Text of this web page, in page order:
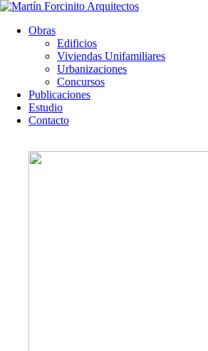
Obras
Edificios
Viviendas Unifamiliares
Urbanizaciones
Concursos
Publicaciones
Estudio
Contacto